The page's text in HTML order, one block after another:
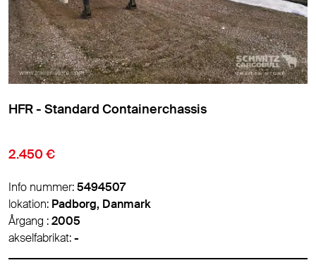
HFR - Standard Containerchassis
2.450 €
Info nummer:5497665
lokation: Padborg, Danmark
Årgang :2010
akselfabrikat:-